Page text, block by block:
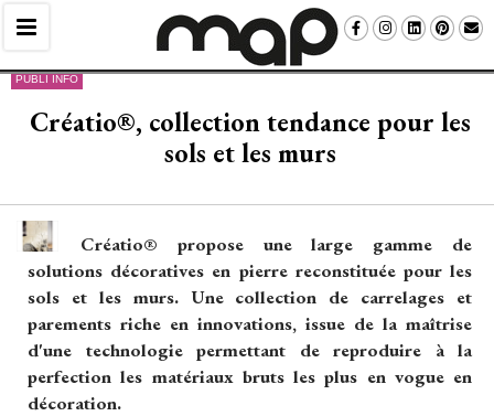
PUBLI INFO
Créatio®, collection tendance pour les
sols et les murs
Créatio® propose une large gamme de
solutions décoratives en pierre reconstituée pour les
sols et les murs. Une collection de carrelages et
parements riche en innovations, issue de la maîtrise
d'une technologie permettant de reproduire à la
perfection les matériaux bruts les plus en vogue en
décoration.